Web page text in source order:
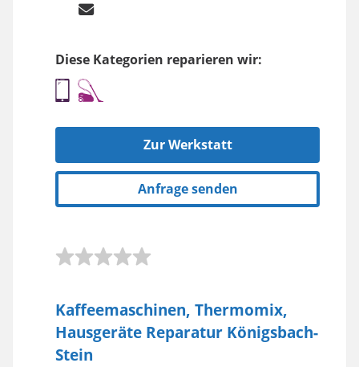
Diese Kategorien reparieren wir:
Zur Werkstatt
Anfrage senden
Kaffeemaschinen, Thermomix,
Hausgeräte Reparatur Königsbach-
Stein